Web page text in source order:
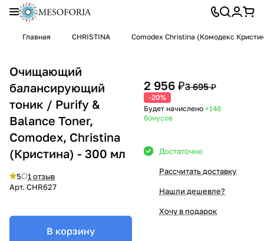
Главная CHRISTINA Comodex Christina (Комодекс
Очищающий
балансирующий
тоник / Purify &
Balance Toner,
Comodex, Christina
(Кристина) - 300 мл
5
1 отзыв
Арт. CHR627
В корзину
2 956 ₽3 695 ₽
-20%
Будет начислено +148
бонусов
Достаточно
Рассчитать доставку
Нашли дешевле?
Хочу в подарок